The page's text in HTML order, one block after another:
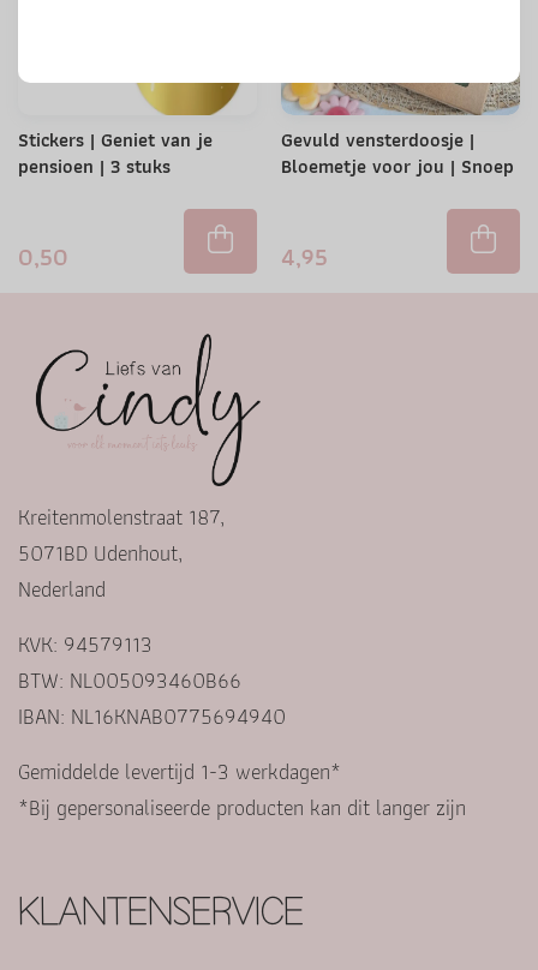
Stickers | Geniet van je
pensioen | 3 stuks
0,50
Gevuld vensterdoosje |
Bloemetje voor jou | Snoep
4,95
Kreitenmolenstraat 187,
5071BD Udenhout,
Nederland
KVK: 94579113
BTW: NL005093460B66
IBAN: NL16KNAB0775694940
Gemiddelde levertijd 1-3 werkdagen*
*Bij gepersonaliseerde producten kan dit langer zijn
KLANTENSERVICE